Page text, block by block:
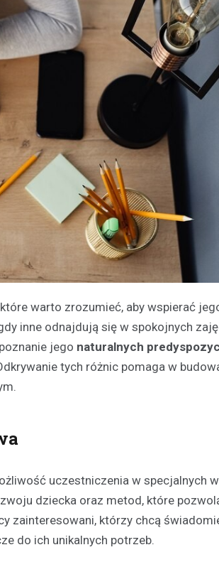
warto zrozumieć, aby wspierać
inne odnajdują się w spokojnych
jego naturalnych
tych różnic pomaga w
uczestniczenia w specjalnych
dziecka oraz metod, które
zainteresowani, którzy chcą
do ich unikalnych potrzeb.
Festyny